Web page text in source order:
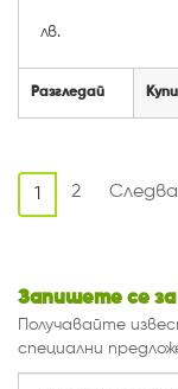
лв.
Разгледай Купи
1 2
Запишете се
Получавайте
специални